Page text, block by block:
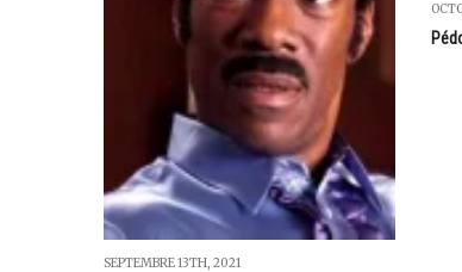
SEPTEMBRE 13TH, 2021